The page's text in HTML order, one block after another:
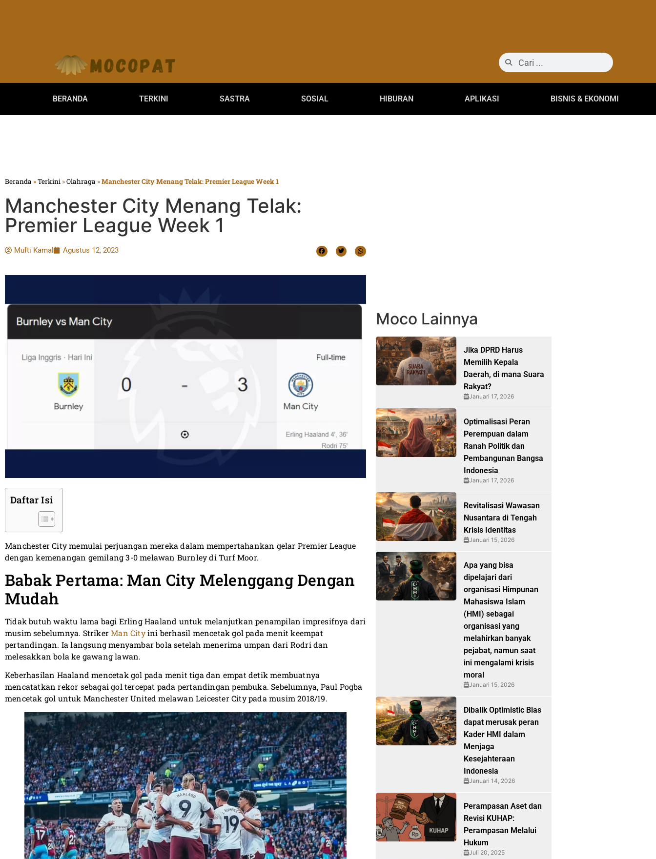
BERANDA TERKINI SASTRA SOSIAL HIBURAN APLIKASI BISNIS & EKONOMI
Beranda »Terkini »Olahraga »Manchester City Menang Telak: Premier League Week 1
Manchester City Menang Telak:
Premier League Week 1
Mufti Kamal Agustus 12, 2023
Daftar Isi
Manchester City memulai perjuangan mereka dalam mempertahankan gelar Premier League
dengan kemenangan gemilang 3-0 melawan Burnley di Turf Moor.
Babak Pertama: Man City Melenggang Dengan
Mudah
Tidak butuh waktu lama bagi Erling Haaland untuk melanjutkan penampilan impresifnya dari
musim sebelumnya. StrikerMan Cityini berhasil mencetak gol pada menit keempat
pertandingan. Ia langsung menyambar bola setelah menerima umpan dari Rodri dan
melesakkan bola ke gawang lawan.
Keberhasilan Haaland mencetak gol pada menit tiga dan empat detik membuatnya
mencatatkan rekor sebagai gol tercepat pada pertandingan pembuka. Sebelumnya, Paul Pogba
mencetak gol untuk Manchester United melawan Leicester City pada musim 2018/19.
Moco Lainnya
Jika DPRD Harus
Memilih Kepala
Daerah, di mana Suara
Rakyat?
Januari 17, 2026
Optimalisasi Peran
Perempuan dalam
Ranah Politik dan
Pembangunan Bangsa
Indonesia
Januari 17, 2026
Revitalisasi Wawasan
Nusantara di Tengah
Krisis Identitas
Januari 15, 2026
Apa yang bisa
dipelajari dari
organisasi Himpunan
Mahasiswa Islam
(HMI) sebagai
organisasi yang
melahirkan banyak
pejabat, namun saat
ini mengalami krisis
moral
Januari 15, 2026
Dibalik Optimistic Bias
dapat merusak peran
Kader HMI dalam
Menjaga
Kesejahteraan
Indonesia
Januari 14, 2026
Perampasan Aset dan
Revisi KUHAP:
Perampasan Melalui
Hukum
Juli 20, 2025